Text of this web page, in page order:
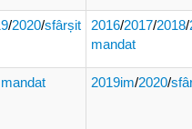
/2020/sfârșit
2016/2017/2018/
mandat
2019im/2020/